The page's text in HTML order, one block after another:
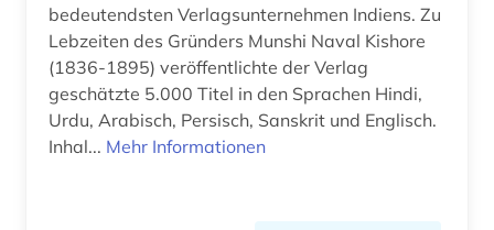
bedeutendsten Verlagsunternehmen Indiens. Zu
Lebzeiten des Gründers Munshi Naval Kishore
(1836-1895) veröffentlichte der Verlag
geschätzte 5.000 Titel in den Sprachen Hindi,
Urdu, Arabisch, Persisch, Sanskrit und Englisch.
Inhal... Mehr Informationen